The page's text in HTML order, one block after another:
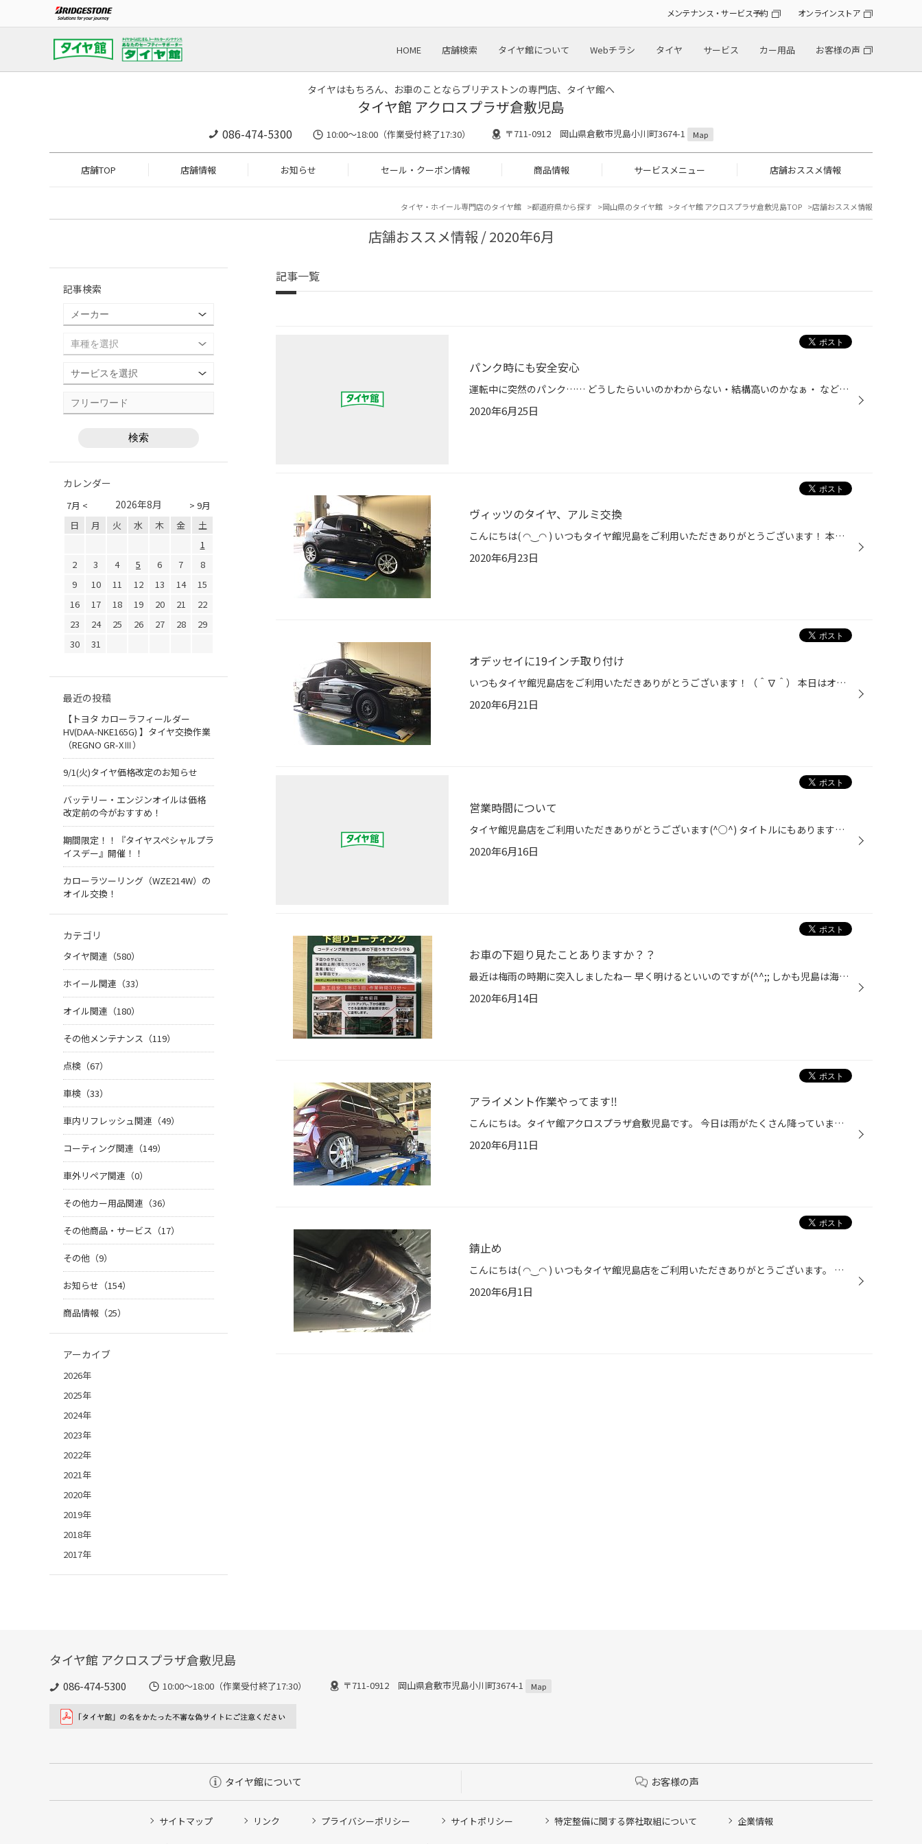
メンテナンス・サービス予約 オンラインストア
HOME 店舗検索 タイヤ館について Webチラシ タイヤ サービス カー用品 お客様の声
タイヤはもちろん、お車のことならブリヂストンの専門店、タイヤ館へ
タイヤ館 アクロスプラザ倉敷児島
086-474-5300 10:00〜18:00（作業受付終了17:30） 〒711-0912 岡山県倉敷市児島小川町3674-1 Map
店舗TOP 店舗情報 お知らせ セール・クーポン情報 商品情報 サービスメニュー 店舗おススメ情報
タイヤ・ホイール専門店のタイヤ館 都道府県から探す 岡山県のタイヤ館 タイヤ館 アクロスプラザ倉敷児島TOP 店舗おススメ情報
店舗おススメ情報 / 2020年6月
記事一覧
パンク時にも安全安心
運転中に突然のパンク…… どうしたらいいのかわからない・結構高いのかなぁ・ など色々な不安が出てくると思います。 そんな時でも安心なのがタイヤ館のパンク補償です！ こちらはタイヤ4本お買い上げのお客様が加入頂ける保険で 装着タイヤがパンク・バーストなどが起きたら4本とも新品に交換できる...
2020年6月25日
ヴィッツのタイヤ、アルミ交換
こんにちは( ◠‿◠ ) いつもタイヤ館児島をご利用いただきありがとうございます！ 本日はヴィッツのタイヤ交換でアルミも同時に取り付けです。 オーナー様は走るのがお好きな方で、ポテンザ購入目的でご来店されました（＾∇＾） また、ホイールも同時に交換したいとの思いから、 おすすめさせてもらっ...
2020年6月23日
オデッセイに19インチ取り付け
いつもタイヤ館児島店をご利用いただきありがとうございます！（＾∇＾） 本日はオデッセイに19インチの取り付けです。 元々、冬タイヤを履かれており、夏タイヤに履き替えと同時に 外品ホイールとタイヤ購入で来店されました。 メーカーは共豊、銘柄はシュタイナー、SFVでカラーはEBPになります。 ...
2020年6月21日
営業時間について
タイヤ館児島店をご利用いただきありがとうございます(^○^) タイトルにもあります通り営業時間が変更になります。 開店時間は、10:30で変わりませんが、作業受付時間が18:30から18:15に変更になります。 また上記の18:15までに入庫が無い場合は閉店になります。
2020年6月16日
お車の下廻り見たことありますか？？
最近は梅雨の時期に突入しましたねー 早く明けるといいのですが(^^;; しかも児島は海風もよく吹いてきておりますが その海風などがお車を痛める原因になってしまうんですよね… そんな中お車を守る当店のオススメ作業、防錆コーティングのご案内をいたします！ なかなか目につきにくいお車の下廻りを...
2020年6月14日
アライメント作業やってます‼︎
こんにちは。タイヤ館アクロスプラザ倉敷児島です。 今日は雨がたくさん降っていますね… 運転の際は気をつけてくださいねー！ さて、最近当店ではアライメント作業のご依頼が多くなっております‼︎ タイヤ交換後や車高調、ダウンサスの取り付け後にオススメです。 お車によって料金、作業時間が変わ...
2020年6月11日
錆止め
こんにちは( ◠‿◠ ) いつもタイヤ館児島店をご利用いただきありがとうございます。 本日は、タントのオイル交換をしました(^○^) 車体を上げてみると底の部分に錆びが発生していたので、 マフラーの錆び止めをしました（＾ν＾） 海が近い地域である為錆びが発生している車が多いです。 当店でも錆び止...
2020年6月1日
記事検索
カレンダー
7月 < > 9月
2026年8月
日 月 火 水 木 金
土
1
2
3 4 5 6 7
8
9
10 11 12 13 14
15
16
17 18 19 20 21
22
23
24 25 26 27 28
29
30
31
最近の投稿
【トヨタ カローラフィールダー
HV(DAA-NKE165G) 】タイヤ交換作業
（REGNO GR-XⅢ）
9/1(火)タイヤ価格改定のお知らせ
バッテリー・エンジンオイルは価格
改定前の今がおすすめ！
期間限定！！『タイヤスペシャルプラ
イスデー』開催！！
カローラツーリング（WZE214W）の
オイル交換！
カテゴリ
タイヤ関連（580）
ホイール関連（33）
オイル関連（180）
その他メンテナンス（119）
点検（67）
車検（33）
車内リフレッシュ関連（49）
コーティング関連（149）
車外リペア関連（0）
その他カー用品関連（36）
その他商品・サービス（17）
その他（9）
お知らせ（154）
商品情報（25）
アーカイブ
2026年
2025年
2024年
2023年
2022年
2021年
2020年
2019年
2018年
2017年
タイヤ館 アクロスプラザ倉敷児島
086-474-5300 10:00〜18:00（作業受付終了17:30） 〒711-0912 岡山県倉敷市児島小川町3674-1 Map
タイヤ館について お客様の声
サイトマップ リンク プライバシーポリシー サイトポリシー 特定整備に関する弊社取組について 企業情報
タイヤ点検・安全点検/タイヤ履き替え/オイル交換/その他ピット作業の予約